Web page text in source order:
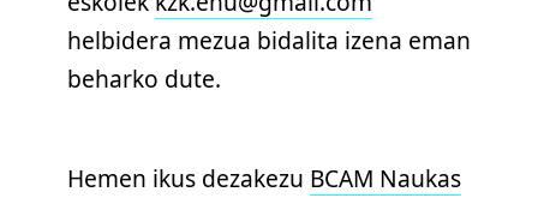
helbidera mezua bidalita izena eman
beharko dute.
Hemen ikus dezakezu BCAM Naukas